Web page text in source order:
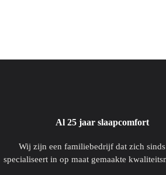
Al 25 jaar slaapcomfort
Wij zijn een familiebedrijf dat zich
specialiseert in op maat gemaakte